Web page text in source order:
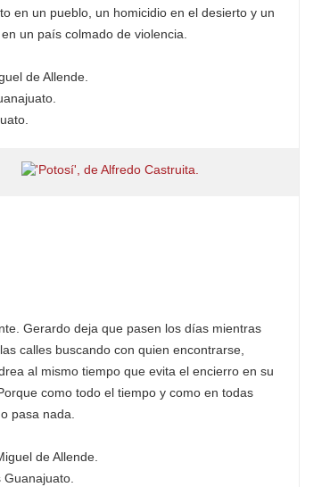
en un pueblo, un homicidio en el desierto y un
un país colmado de violencia.
de Allende.
Gerardo deja que pasen los días mientras
calles buscando con quien encontrarse,
al mismo tiempo que evita el encierro en su
como todo el tiempo y como en todas
pasa nada.
de Allende.
Guanajuato.